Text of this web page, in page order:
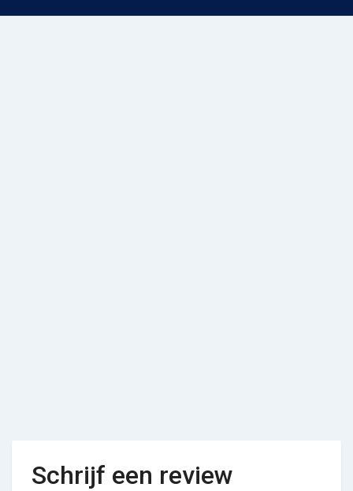
Schrijf een review